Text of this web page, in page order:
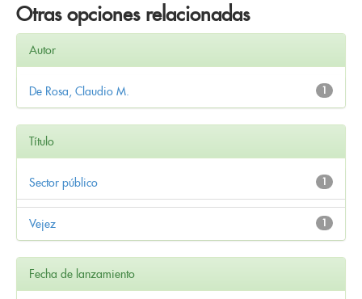
Otras opciones relacionadas
Autor
1
De Rosa, Claudio M.
Título
1
Sector público
1
Vejez
Fecha de lanzamiento